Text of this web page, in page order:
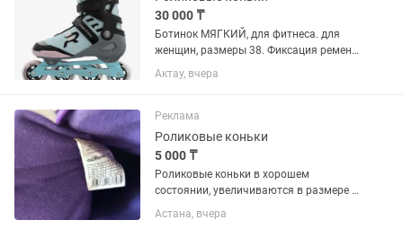
30 000 ₸
Ботинок МЯГКИЙ, для фитнеса. для
женщин, размеры 38. Фиксация ремень
с липучкой, клипса Smart Buckle с
эффектом памяти. Материал рамы
Расположение колес продольное
Диаметр...
Актау, вчера
Реклама
Роликовые коньки
5 000 ₸
Роликовые коньки в хорошем
состоянии, увеличиваются в размере с
35-38
Астана, вчера